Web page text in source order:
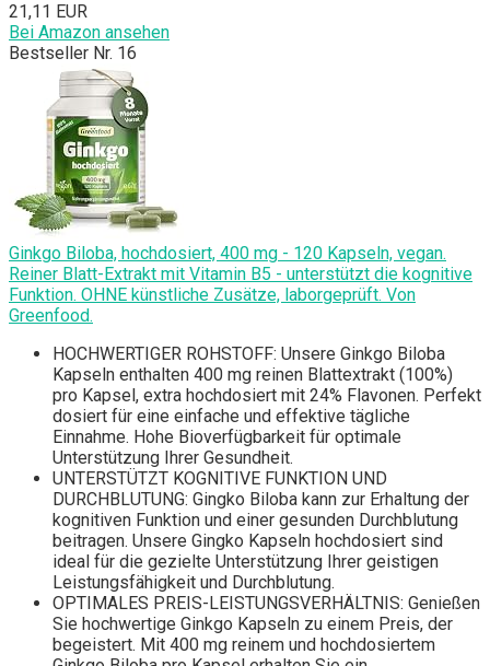
21,11 EUR
Bei Amazon ansehen
Bestseller Nr. 16
Ginkgo Biloba, hochdosiert, 400 mg - 120 Kapseln, vegan.
Reiner Blatt-Extrakt mit Vitamin B5 - unterstützt die kognitive
Funktion. OHNE künstliche Zusätze, laborgeprüft. Von
Greenfood.
HOCHWERTIGER ROHSTOFF: Unsere Ginkgo Biloba
Kapseln enthalten 400 mg reinen Blattextrakt (100%)
pro Kapsel, extra hochdosiert mit 24% Flavonen. Perfekt
dosiert für eine einfache und effektive tägliche
Einnahme. Hohe Bioverfügbarkeit für optimale
Unterstützung Ihrer Gesundheit.
UNTERSTÜTZT KOGNITIVE FUNKTION UND
DURCHBLUTUNG: Gingko Biloba kann zur Erhaltung der
kognitiven Funktion und einer gesunden Durchblutung
beitragen. Unsere Gingko Kapseln hochdosiert sind
ideal für die gezielte Unterstützung Ihrer geistigen
Leistungsfähigkeit und Durchblutung.
OPTIMALES PREIS-LEISTUNGSVERHÄLTNIS: Genießen
Sie hochwertige Ginkgo Kapseln zu einem Preis, der
begeistert. Mit 400 mg reinem und hochdosiertem